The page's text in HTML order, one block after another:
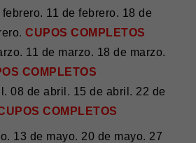
11 de febrero. 18 de
.CUPOS COMPLETOS
11 de marzo. 18 de marzo.
COMPLETOS
08 de abril. 15 de abril. 22 de
COMPLETOS
13 de mayo. 20 de mayo. 27